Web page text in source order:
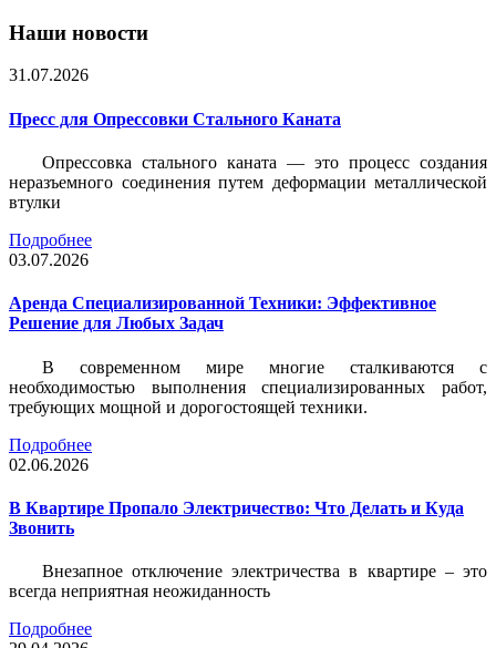
Наши новости
31.07.2026
Пресс для Опрессовки Стального Каната
Опрессовка стального каната — это процесс создания
неразъемного соединения путем деформации металлической
втулки
Подробнее
03.07.2026
Аренда Специализированной Техники: Эффективное
Решение для Любых Задач
В современном мире многие сталкиваются с
необходимостью выполнения специализированных работ,
требующих мощной и дорогостоящей техники.
Подробнее
02.06.2026
В Квартире Пропало Электричество: Что Делать и Куда
Звонить
Внезапное отключение электричества в квартире – это
всегда неприятная неожиданность
Подробнее